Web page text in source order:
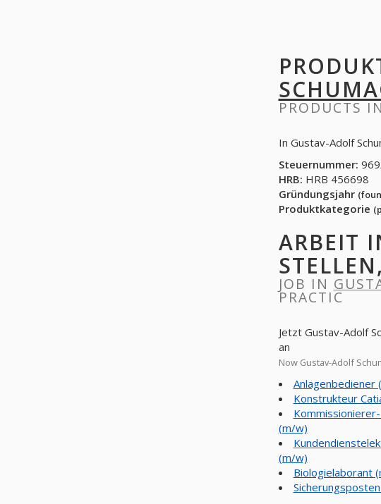
PRODUCTS
In Gustav-Adolf
Steuernummer:
HRB: HRB 456698
Gründungsjahr
Produktkategorie
ARBEIT
JOB IN
PRACTIC
Jetzt Gustav-Adolf
an
Now Gustav-Adolf
Anlagenbediener
Konstrukteur
(m/w)
(m/w)
Biologielaborant